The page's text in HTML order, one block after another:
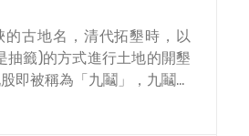
的古地名，清代拓墾時，以
抽籤)的方式進行土地的開墾
即被稱為「九鬮」，九鬮老